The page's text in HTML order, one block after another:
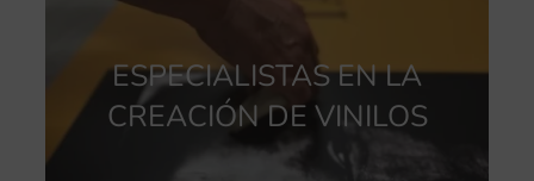
ESPECIALISTAS EN LA
CREACIÓN DE VINILOS